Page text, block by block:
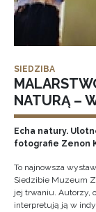
SIEDZIBA
NATURĄ –
Echa natury.
fotografie Zenon
To najnowsza
Siedzibie Muzeum
jej trwaniu. Autorzy,
interpretują ją w